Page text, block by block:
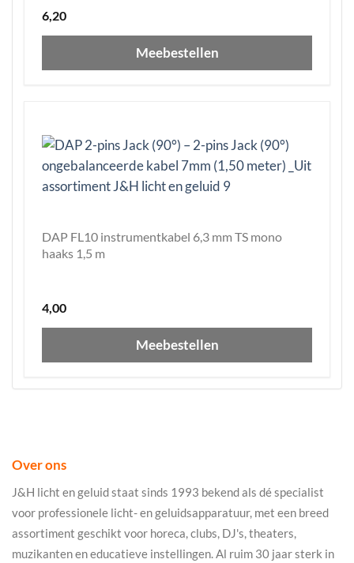
6,20
Meebestellen
DAP FL10 instrumentkabel 6,3 mm TS mono
haaks 1,5 m
4,00
Meebestellen
Over ons
J&H licht en geluid staat sinds 1993 bekend als dé specialist
voor professionele licht- en geluidsapparatuur, met een breed
assortiment geschikt voor horeca, clubs, DJ's, theaters,
muzikanten en educatieve instellingen. Al ruim 30 jaar sterk in